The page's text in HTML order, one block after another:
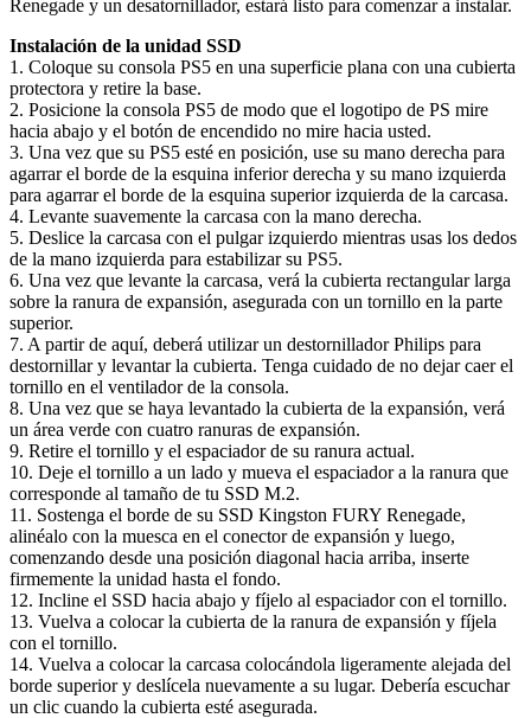
Renegade y un desatornillador, estará listo para comenzar a instalar.
Instalación de la unidad SSD
1. Coloque su consola PS5 en una superficie plana con una cubierta
protectora y retire la base.
2. Posicione la consola PS5 de modo que el logotipo de PS mire
hacia abajo y el botón de encendido no mire hacia usted.
3. Una vez que su PS5 esté en posición, use su mano derecha para
agarrar el borde de la esquina inferior derecha y su mano izquierda
para agarrar el borde de la esquina superior izquierda de la carcasa.
4. Levante suavemente la carcasa con la mano derecha.
5. Deslice la carcasa con el pulgar izquierdo mientras usas los dedos
de la mano izquierda para estabilizar su PS5.
6. Una vez que levante la carcasa, verá la cubierta rectangular larga
sobre la ranura de expansión, asegurada con un tornillo en la parte
superior.
7. A partir de aquí, deberá utilizar un destornillador Philips para
destornillar y levantar la cubierta. Tenga cuidado de no dejar caer el
tornillo en el ventilador de la consola.
8. Una vez que se haya levantado la cubierta de la expansión, verá
un área verde con cuatro ranuras de expansión.
9. Retire el tornillo y el espaciador de su ranura actual.
10. Deje el tornillo a un lado y mueva el espaciador a la ranura que
corresponde al tamaño de tu SSD M.2.
11. Sostenga el borde de su SSD Kingston FURY Renegade,
alinéalo con la muesca en el conector de expansión y luego,
comenzando desde una posición diagonal hacia arriba, inserte
firmemente la unidad hasta el fondo.
12. Incline el SSD hacia abajo y fíjelo al espaciador con el tornillo.
13. Vuelva a colocar la cubierta de la ranura de expansión y fíjela
con el tornillo.
14. Vuelva a colocar la carcasa colocándola ligeramente alejada del
borde superior y deslícela nuevamente a su lugar. Debería escuchar
un clic cuando la cubierta esté asegurada.